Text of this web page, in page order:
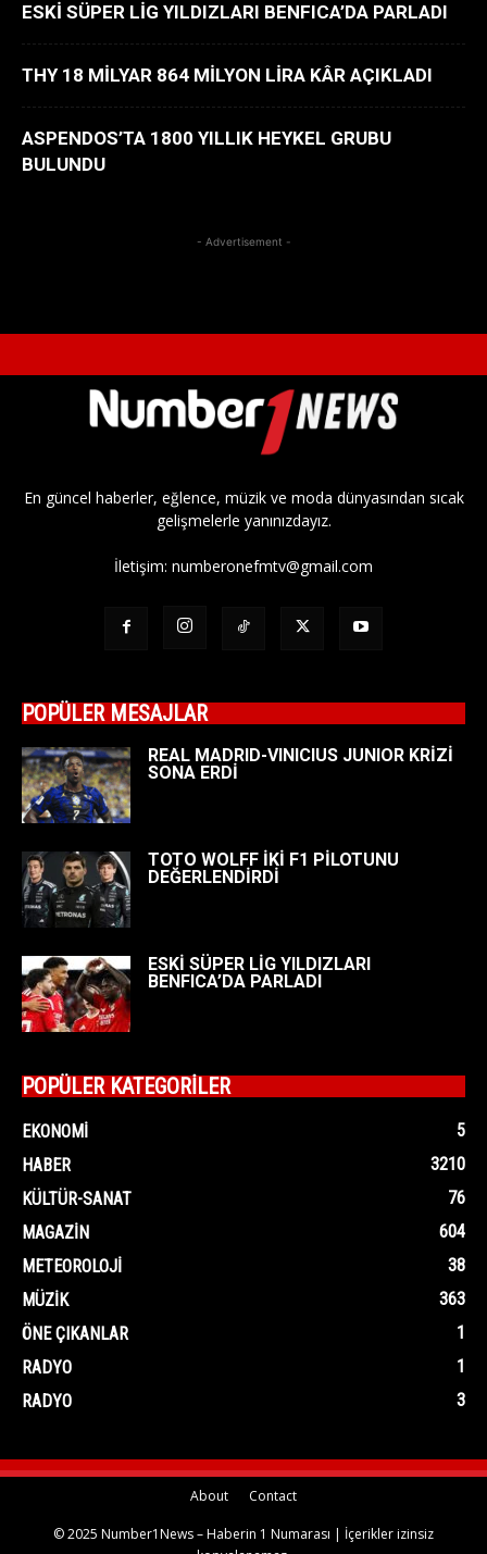
ESKİ SÜPER LİG YILDIZLARI BENFICA’DA PARLADI
THY 18 MİLYAR 864 MİLYON LİRA KÂR AÇIKLADI
ASPENDOS’TA 1800 YILLIK HEYKEL GRUBU
BULUNDU
- Advertisement -
En güncel haberler, eğlence, müzik ve moda dünyasından sıcak
gelişmelerle yanınızdayız.
İletişim: numberonefmtv@gmail.com
POPÜLER MESAJLAR
REAL MADRID-VINICIUS JUNIOR KRİZİ
SONA ERDİ
TOTO WOLFF İKİ F1 PİLOTUNU
DEĞERLENDİRDİ
ESKİ SÜPER LİG YILDIZLARI
BENFICA’DA PARLADI
POPÜLER KATEGORİLER
EKONOMI
5
HABER
3210
KÜLTÜR-SANAT
76
MAGAZIN
604
METEOROLOJI
38
MÜZIK
363
ÖNE ÇIKANLAR
1
RADYO
1
RADYO
3
About Contact
© 2025 Number1News – Haberin 1 Numarası | İçerikler izinsiz